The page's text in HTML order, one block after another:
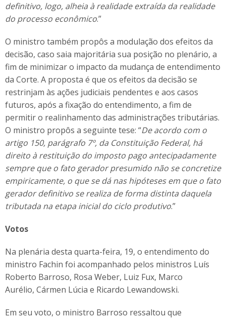
definitivo, logo, alheia à realidade extraída da realidade
do processo econômico.”
O ministro também propôs a modulação dos efeitos da
decisão, caso saia majoritária sua posição no plenário, a
fim de minimizar o impacto da mudança de entendimento
da Corte. A proposta é que os efeitos da decisão se
restrinjam às ações judiciais pendentes e aos casos
futuros, após a fixação do entendimento, a fim de
permitir o realinhamento das administrações tributárias.
O ministro propôs a seguinte tese: “De acordo com o
artigo 150, parágrafo 7º, da Constituição Federal, há
direito à restituição do imposto pago antecipadamente
sempre que o fato gerador presumido não se concretize
empiricamente, o que se dá nas hipóteses em que o fato
gerador definitivo se realiza de forma distinta daquela
tributada na etapa inicial do ciclo produtivo.”
Votos
Na plenária desta quarta-feira, 19, o entendimento do
ministro Fachin foi acompanhado pelos ministros Luís
Roberto Barroso, Rosa Weber, Luiz Fux, Marco
Aurélio, Cármen Lúcia e Ricardo Lewandowski.
Em seu voto, o ministro Barroso ressaltou que